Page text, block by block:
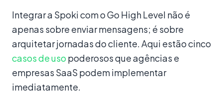
Integrar a Spoki com o Go High Level não é
apenas sobre enviar mensagens; é sobre
arquitetar jornadas do cliente. Aqui estão cinco
casos de uso poderosos que agências e
empresas SaaS podem implementar
imediatamente.